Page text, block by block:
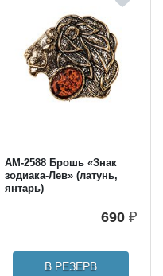
AM-2588 Брошь «Знак
зодиака-Лев» (латунь,
янтарь)
690 ₽
В РЕЗЕРВ